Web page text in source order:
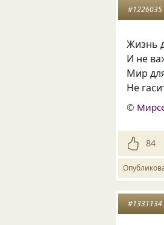
#1226035
Жизнь
И не
Мир
Не
©
84
#1331134